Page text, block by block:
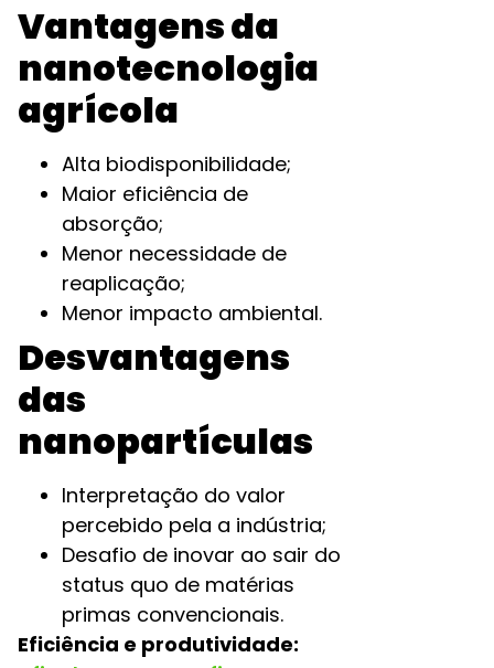
Vantagens da
nanotecnologia
agrícola
Alta biodisponibilidade;
Maior eficiência de
absorção;
Menor necessidade de
reaplicação;
Menor impacto ambiental.
Desvantagens
das
nanopartículas
Interpretação do valor
percebido pela a indústria;
Desafio de inovar ao sair do
status quo de matérias
primas convencionais.
Eficiência e produtividade: